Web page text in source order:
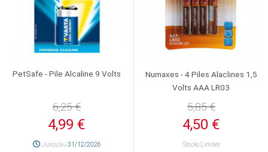
PetSafe - Pile Alcaline 9 Volts
6,25 €
4,99 €
Jusqu'au 31/12/2026
Numaxes - 4 Piles Alaclines 1,5
Volts AAA LR03
5,85 €
4,50 €
Stocks Limités